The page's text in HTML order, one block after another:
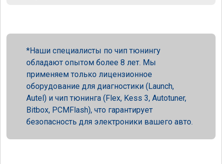
Наши специалисты по чип тюнингу
обладают опытом более 8 лет. Мы
применяем только лицензионное
оборудование для диагностики (Launch,
Autel) и чип тюнинга (Flex, Kess 3, Autotuner,
Bitbox, PCMFlash), что гарантирует
безопасность для электроники вашего авто.